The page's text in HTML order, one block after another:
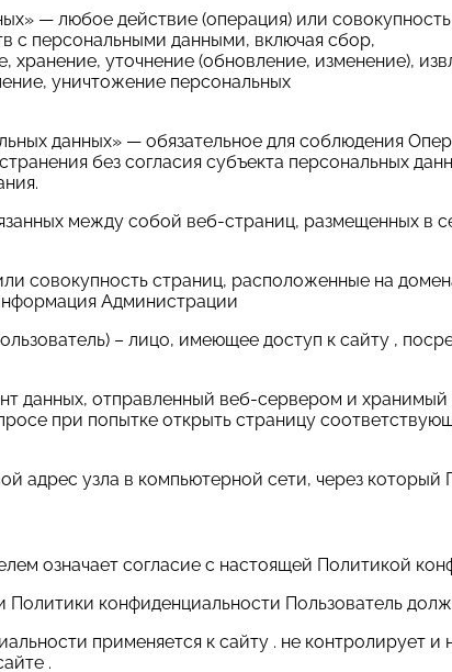
— любое действие (операция) или
с персональными данными, включая сбор,
хранение, уточнение (обновление, изменение),
уничтожение персональных
данных» — обязательное для соблюдения
без согласия субъекта персональных
между собой веб-страниц, размещенных в
совокупность страниц, расположенные на
Администрации
– лицо, имеющее доступ к сайту ,
данных, отправленный веб-сервером и
при попытке открыть страницу
адрес узла в компьютерной сети, через который
означает согласие с настоящей Политикой
Политики конфиденциальности Пользователь
применяется к сайту . не контролирует
.